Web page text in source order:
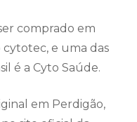
comprado em
e uma das
é a Cyto Saúde.
em Perdigão,